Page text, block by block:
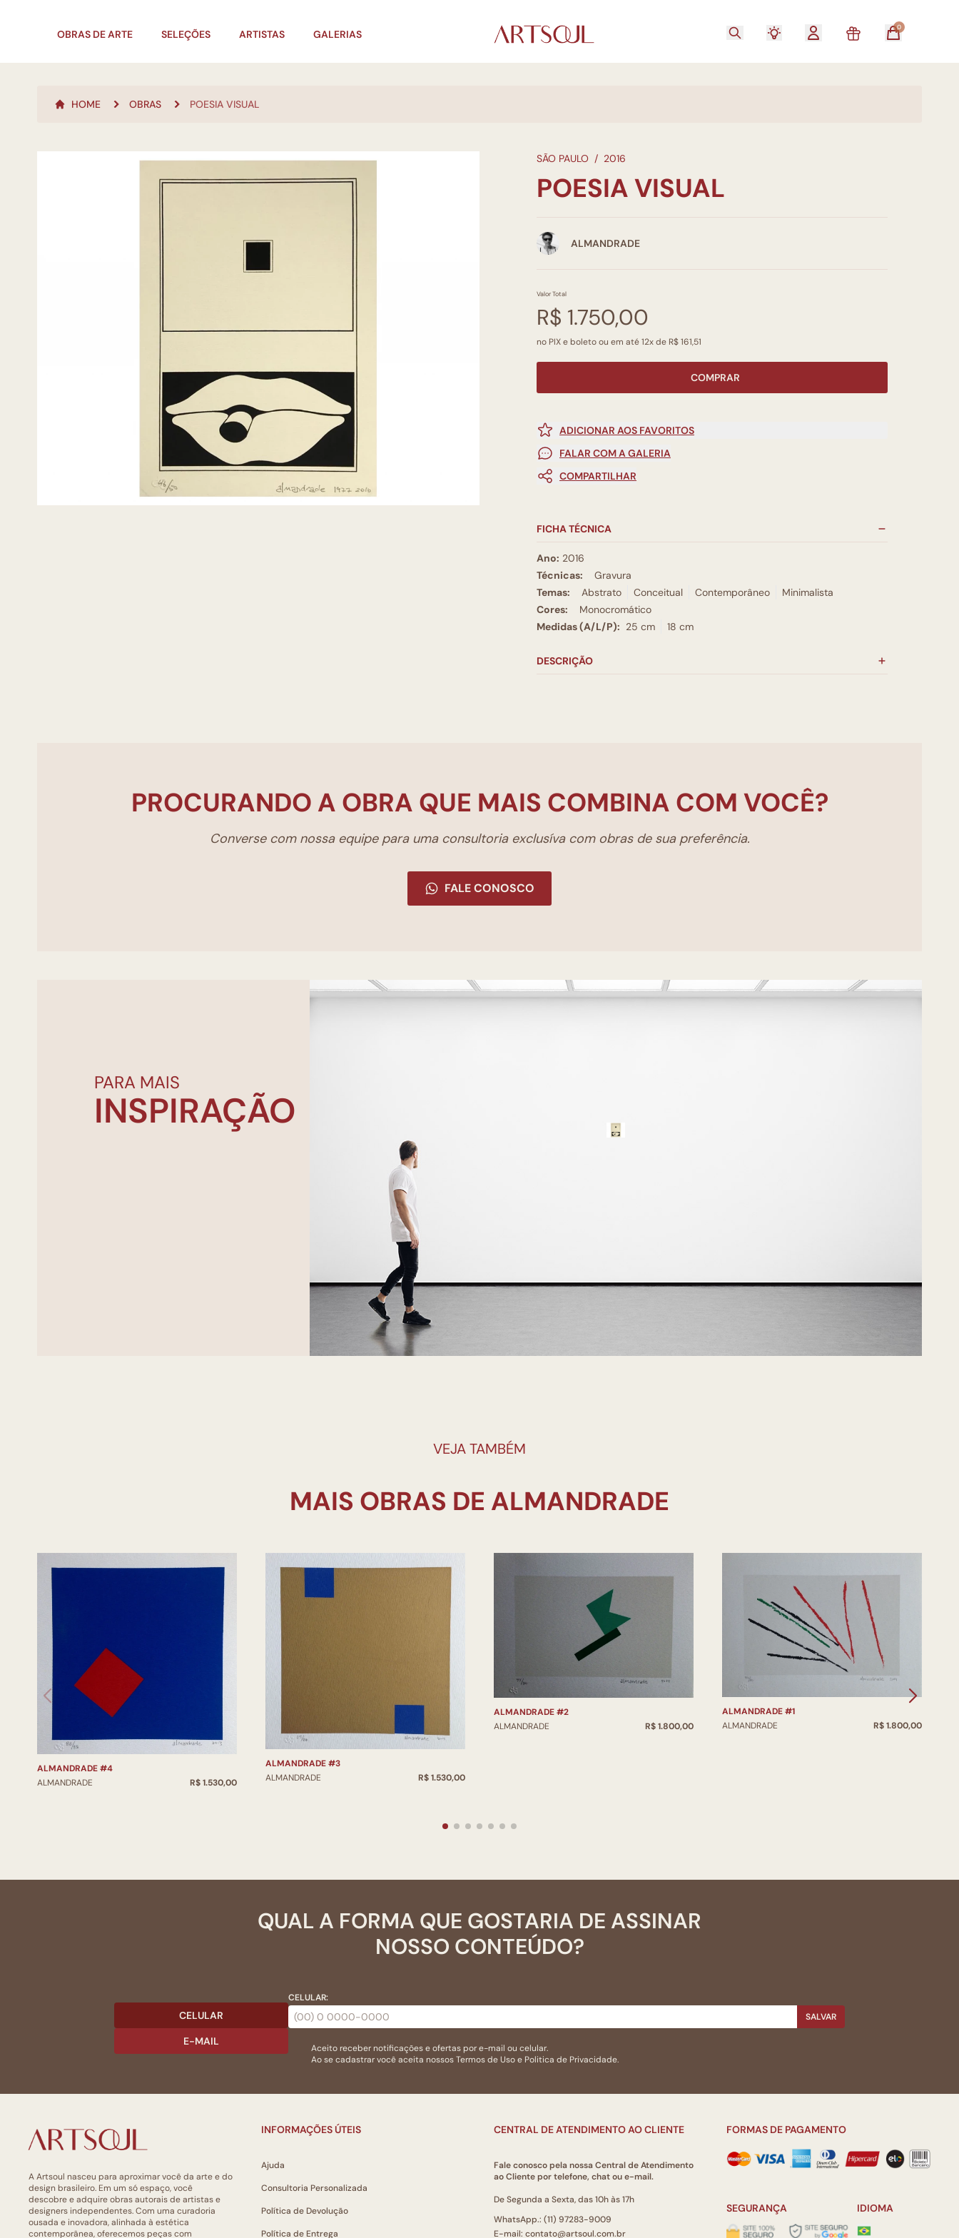
OBRAS DE ARTE SELEÇÕES ARTISTAS GALERIAS
0
HOME OBRAS POESIA VISUAL
SÃO PAULO / 2016
POESIA VISUAL
ALMANDRADE
Valor Total
R$ 1.750,00
no PIX e boleto ou em até 12x de R$ 161,51
COMPRAR
ADICIONAR AOS FAVORITOS
FALAR COM A GALERIA
COMPARTILHAR
FICHA TÉCNICA
Ano: 2016
Técnicas:
Gravura
Temas:
Abstrato Conceitual Contemporâneo
Minimalista
Cores:
Monocromático
Medidas (A/L/P): 25 cm 18 cm
DESCRIÇÃO
PROCURANDO A OBRA QUE MAIS COMBINA COM VOCÊ?
Converse com nossa equipe para uma consultoria exclusíva com obras de sua preferência.
FALE CONOSCO
PARA MAIS
INSPIRAÇÃO
VEJA TAMBÉM
ALMANDRADE #4
ALMANDRADE
R$ 1.530,00
ALMANDRADE #3
ALMANDRADE
R$ 1.530,00
ALMANDRADE #2
ALMANDRADE
R$ 1.800,00
ALMANDRADE #1
ALMANDRADE
R$ 1.800,00
QUAL A FORMA QUE GOSTARIA DE ASSINAR
NOSSO CONTEÚDO?
CELULAR
E-MAIL
CELULAR:
SALVAR
Aceito receber notificações e ofertas por e-mail ou celular.
Ao se cadastrar você aceita nossosTermos de Usoe Politica de Privacidade.
A Artsoul nasceu para aproximar você da arte e do
design brasileiro. Em um só espaço, você
descobre e adquire obras autorais de artistas e
designers independentes. Com uma curadoria
ousada e inovadora, alinhada à estética
contemporânea, oferecemos peças com
INFORMAÇÕES ÚTEIS
Ajuda
Consultoria Personalizada
Política de Devolução
Política de Entrega
CENTRAL DE ATENDIMENTO AO CLIENTE
Fale conosco pela nossa Central de Atendimento
ao Cliente por telefone, chat ou e-mail.
De Segunda a Sexta, das 10h às 17h
WhatsApp.: (11) 97283-9009
E-mail: contato@artsoul.com.br
FORMAS DE PAGAMENTO
SEGURANÇA IDIOMA